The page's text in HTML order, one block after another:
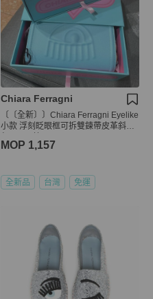
Chiara Ferragni
〔〔全新〕〕Chiara Ferragni Eyelike
小款 浮刻眨眼框可拆雙鍊帶皮革斜背
MOP 1,157
全新品 台灣 免運